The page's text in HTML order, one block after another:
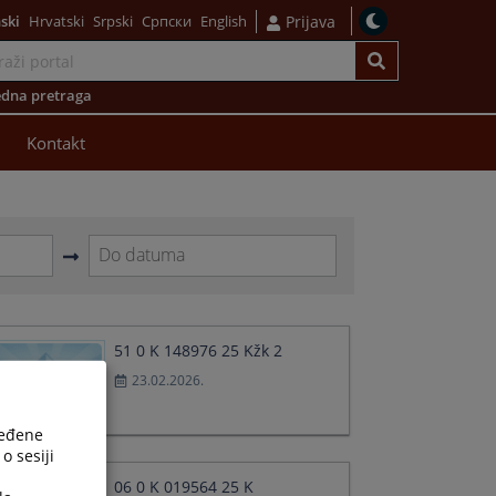
Hrvatski Srpski Српски English Prijava
pretraga
Kontakt
to
interact
with
and
51 0 K 148976 25 Kžk 2
23.02.2026.
06 0 K 019564 25 K
sesiji